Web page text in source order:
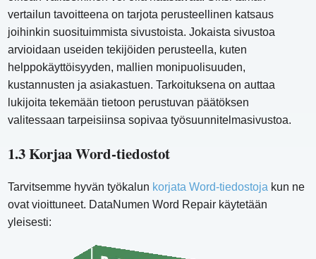
vertailun tavoitteena on tarjota perusteellinen katsaus
joihinkin suosituimmista sivustoista. Jokaista sivustoa
arvioidaan useiden tekijöiden perusteella, kuten
helppokäyttöisyyden, mallien monipuolisuuden,
kustannusten ja asiakastuen. Tarkoituksena on auttaa
lukijoita tekemään tietoon perustuvan päätöksen
valitessaan tarpeisiinsa sopivaa työsuunnitelmasivustoa.
1.3 Korjaa Word-tiedostot
Tarvitsemme hyvän työkalun korjata Word-tiedostoja kun ne
ovat vioittuneet. DataNumen Word Repair käytetään
yleisesti: